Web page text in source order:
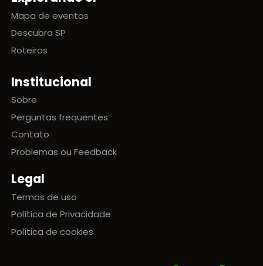
Mapa de eventos
Descubra SP
Roteiros
Institucional
Sobre
Perguntas frequentes
Contato
Problemas ou Feedback
Legal
Termos de uso
Política de Privacidade
Política de cookies